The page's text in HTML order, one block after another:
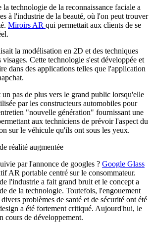
technologie de la reconnaissance faciale a
à l'industrie de la beauté, où l'on peut trouver
Miroirs AR qui permettait aux clients de se
la modélisation en 2D et des techniques
visages. Cette technologie s'est développée et
dans des applications telles que l'application
pas de plus vers le grand public lorsqu'elle
par les constructeurs automobiles pour
"nouvelle génération" fournissant une
aux techniciens de prévoir l'aspect du
sur le véhicule qu'ils ont sous les yeux.
par l'annonce de googles ? Google Glass
AR portable centré sur le consommateur.
l'industrie a fait grand bruit et le concept a
de la technologie. Toutefois, l'engouement
problèmes de santé et de sécurité ont été
a été fortement critiqué. Aujourd'hui, le
cours de développement.